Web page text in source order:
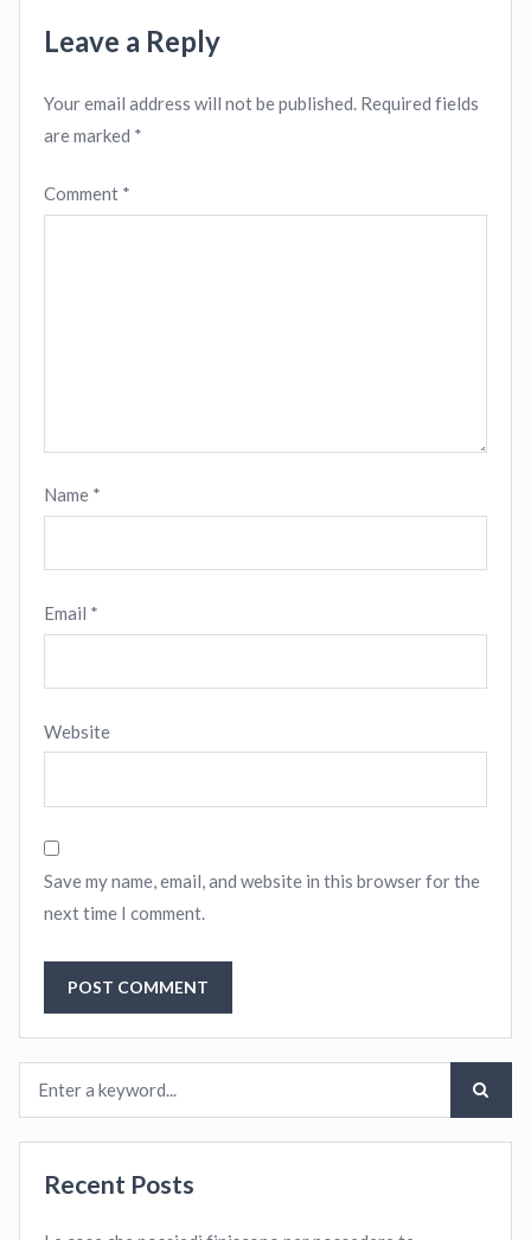
Leave a Reply
Your email address will not be published. Required fields
are marked *
Comment *
Name *
Email *
Website
Save my name, email, and website in this browser for the
next time I comment.
Recent Posts